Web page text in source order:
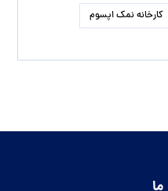
کارخانه نمک اپسوم